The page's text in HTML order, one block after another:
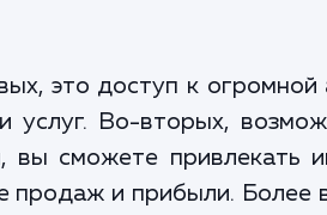
это доступ к
Во-вторых,
вы сможете привлекать
продаж и прибыли. Более